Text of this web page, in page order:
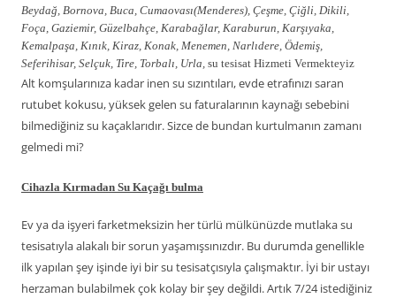
Beydağ, Bornova, Buca, Cumaovası(Menderes), Çeşme, Çiğli, Dikili,
Foça, Gaziemir, Güzelbahçe, Karabağlar, Karaburun, Karşıyaka,
Kemalpaşa, Kınık, Kiraz, Konak, Menemen, Narlıdere, Ödemiş,
Seferihisar, Selçuk, Tire, Torbalı, Urla, su tesisat Hizmeti Vermekteyiz
Alt komşularınıza kadar inen su sızıntıları, evde etrafınızı saran
rutubet kokusu, yüksek gelen su faturalarının kaynağı sebebini
bilmediğiniz su kaçaklarıdır. Sizce de bundan kurtulmanın zamanı
gelmedi mi?
Cihazla Kırmadan Su Kaçağı bulma
Ev ya da işyeri farketmeksizin her türlü mülkünüzde mutlaka su
tesisatıyla alakalı bir sorun yaşamışsınızdır. Bu durumda genellikle
ilk yapılan şey işinde iyi bir su tesisatçısıyla çalışmaktır. İyi bir ustayı
herzaman bulabilmek çok kolay bir şey değildi. Artık 7/24 istediğiniz